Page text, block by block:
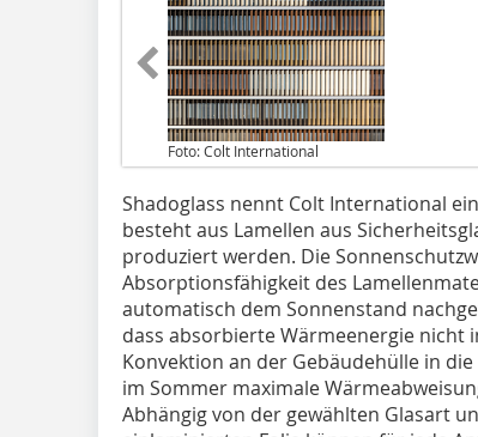
Foto: Colt International
Shadoglass nennt Colt International
besteht aus Lamellen aus
produziert werden. Die
Absorptionsfähigkeit des
automatisch dem Sonnenstand
dass absorbierte Wärmeenergie nicht
Konvektion an der Gebäudehülle in
im Sommer maximale
Abhängig von der gewählten Glasart